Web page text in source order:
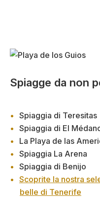
Spiagge da non
Spiaggia di Teresitas
Spiaggia di El
La Playa de las
Spiaggia La Arena
Spiaggia di Benijo
Scoprite la nostra
belle di Tenerife